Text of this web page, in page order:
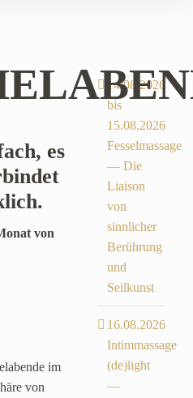
es
von
im
von
14.08.2026
bis
15.08.2026
Fesselmassage
— Die
Liaison
von
sinnlicher
Berührung
und
Seilkunst
16.08.2026
Intimmassage
(de)light
—